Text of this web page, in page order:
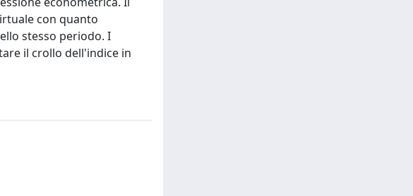
con quanto
stesso periodo. I
il crollo dell'indice in